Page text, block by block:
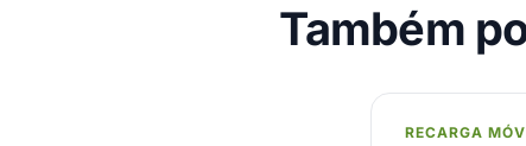
Também
RECARGA